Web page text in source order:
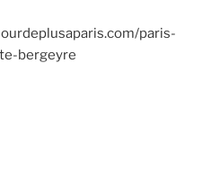
paris-
bergeyre